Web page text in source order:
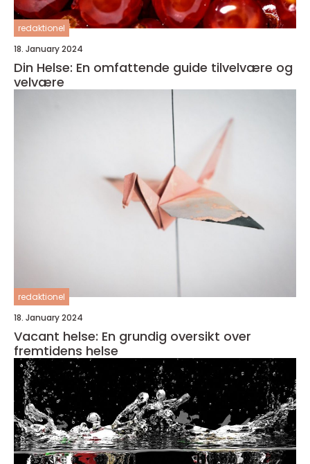
redaktionel
18. January 2024
Din Helse: En omfattende guide tilvelvære og
velvære
redaktionel
18. January 2024
Vacant helse: En grundig oversikt over
fremtidens helse